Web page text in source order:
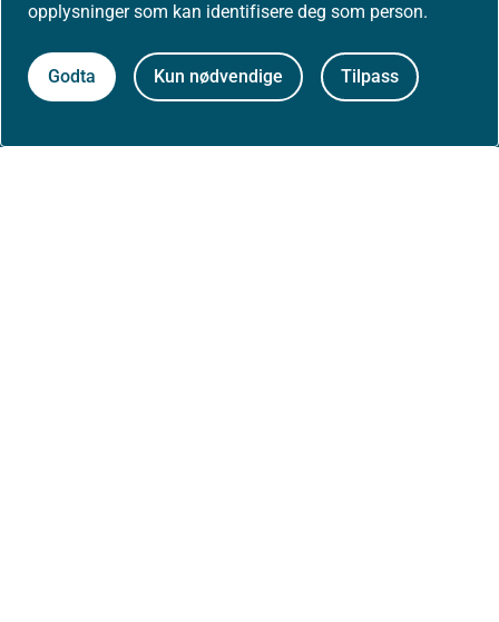
opplysninger som kan identifisere deg som person.
Godta Kun nødvendige Tilpass
Aktuelt